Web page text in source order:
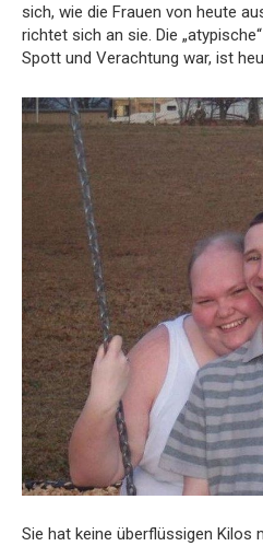
sich, wie die Frauen von heute
richtet sich an sie. Die
Spott und Verachtung war, ist
Sie hat keine überflüssigen Kilos